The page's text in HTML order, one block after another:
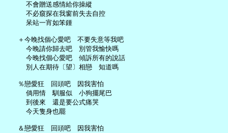
     不會贈送感情給你操縱
     不必窺探在我窗前失去自控
     呆站一宵如笨鍾
   ＋今晚找個心愛吧　不要失意等我吧
     今晚請你歸去吧　別管我愉快嗎
     今晚找個心愛吧　傾訴所有的說話
     別人在期待〔望〕相戀　知道嗎
   ％戀愛狂　回頭吧　因我害怕
     倘用情　馴服似　小狗擺尾巴
     到後來　還是要公式痛哭
     今天隻身也罷
   ＆戀愛狂　回頭吧　因我害怕